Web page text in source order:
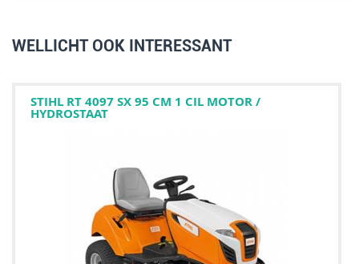
WELLICHT OOK INTERESSANT
STIHL RT 4097 SX 95 CM 1 CIL MOTOR /
HYDROSTAAT